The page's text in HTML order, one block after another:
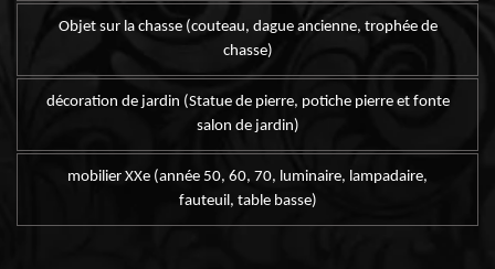
Objet sur la chasse (couteau, dague ancienne, trophée de
chasse)
décoration de jardin (Statue de pierre, potiche pierre et fonte
salon de jardin)
mobilier XXe (année 50, 60, 70, luminaire, lampadaire,
fauteuil, table basse)